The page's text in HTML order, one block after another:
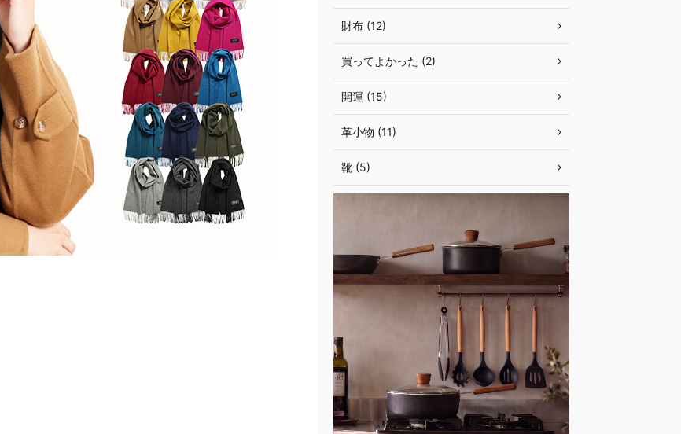
財布 (12)
買ってよかった (2)
開運 (15)
革小物 (11)
靴 (5)